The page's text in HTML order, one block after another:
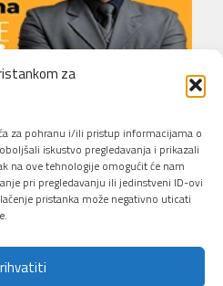
za
za pohranu i/ili pristup informacijama o
iskustvo pregledavanja i prikazali
na ove tehnologije omogućit će nam
pri pregledavanju ili jedinstveni ID-ovi
pristanka može negativno uticati
Cessation Method